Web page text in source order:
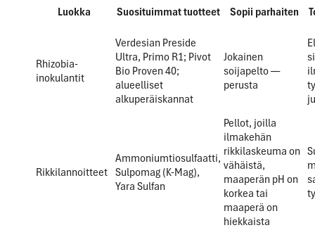
Luokka Suosituimmat tuotteet Sopii parhaiten
Rhizobia-
inokulantit
Verdesian Preside
Ultra, Primo R1; Pivot
Bio Proven 40;
alueelliset
alkuperäiskannat
Jokainen
soijapelto —
perusta
Rikkilannoitteet
Ammoniumtiosulfaatti,
Sulpomag (K-Mag),
Yara Sulfan
Pellot, joilla
ilmakehän
rikkilaskeuma on
vähäistä,
maaperän pH on
korkea tai
maaperä on
hiekkaista